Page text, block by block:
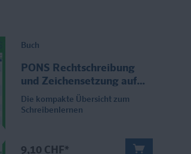
Buch
PONS Rechtschreibung
und Zeichensetzung auf
einen Blick Deutsch
Die kompakte Übersicht zum
Schreibenlernen
9,10 CHF*